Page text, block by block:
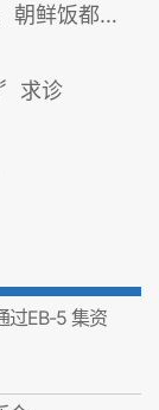
饭都吃不上
求诊
过EB-5 集资